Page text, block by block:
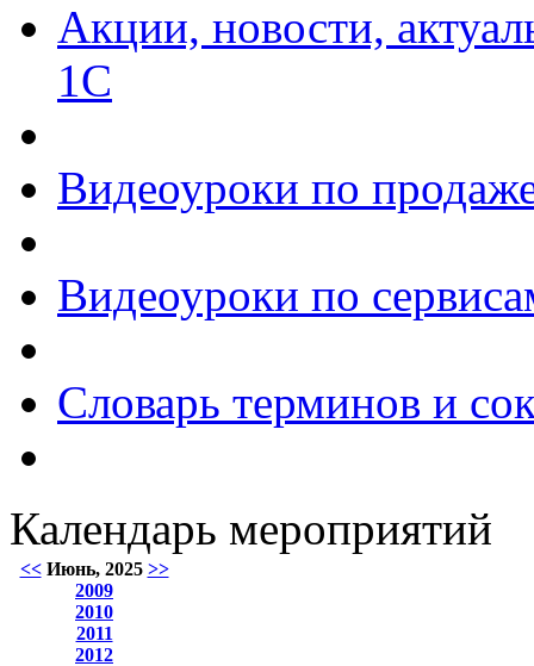
Акции, новости,
1С
Видеоуроки по
Видеоуроки по
Словарь терминов и
Календарь мероприятий
<< Июнь, 2025 >>
2009
2010
2011
2012